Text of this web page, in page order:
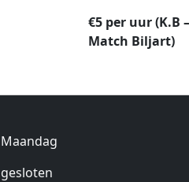
€5 per uur (K.B
Match Biljart)
Maandag
gesloten